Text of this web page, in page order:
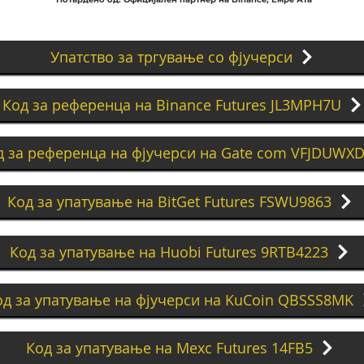
Упатство за тргување со фјучерси
Код за референца на Binance Futures JL3MPH7U
за референца на фјучерси на Gate com VFJDUWXD
Код за упатување на BitGet Futures FSWU9863
Код за упатување на Huobi Futures 9RTB4223
за упатување на фјучерси на KuCoin QBSSS8MK
Код за упатување на Mexc Futures 14FB5